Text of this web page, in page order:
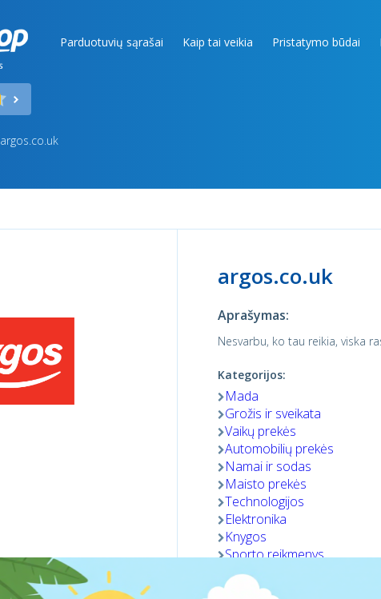
Parduotuvių sąrašai Kaip tai veikia Pristatymo būdai
argos.co.uk
argos.co.uk
Aprašymas:
Nesvarbu, ko tau reikia, viska
Kategorijos:
Mada
Grožis ir sveikata
Vaikų prekės
Automobilių prekės
Namai ir sodas
Maisto prekės
Technologijos
Elektronika
Knygos
Sporto reikmenys
Dovanos
Prekės gyvūnams